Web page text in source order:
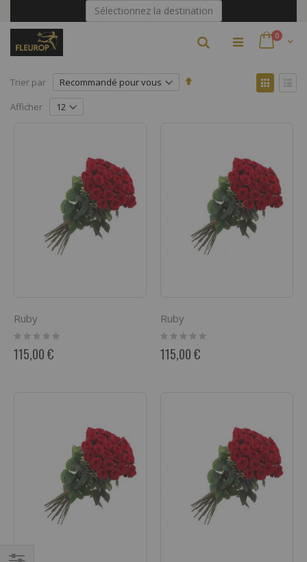
contenu
Sélectionnez la destination
0articles
Rechercher
Trier par
Par
Afficher
Ruby
Rating:
0%
115,00 €
Ruby
Rating:
0%
115,00 €